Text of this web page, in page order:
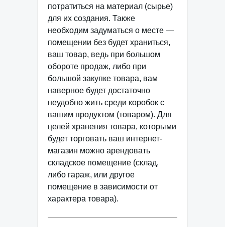
потратиться на материал (сырье)
для их создания. Также
необходим задуматься о месте —
помещении без будет храниться,
ваш товар, ведь при большом
обороте продаж, либо при
большой закупке товара, вам
наверное будет достаточно
неудобно жить среди коробок с
вашим продуктом (товаром). Для
целей хранения товара, которыми
будет торговать ваш интернет-
магазин можно арендовать
складское помещение (склад,
либо гараж, или другое
помещение в зависимости от
характера товара).